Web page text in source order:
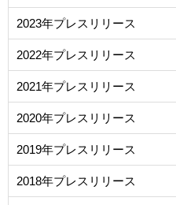
2023年プレスリリース
2022年プレスリリース
2021年プレスリリース
2020年プレスリリース
2019年プレスリリース
2018年プレスリリース